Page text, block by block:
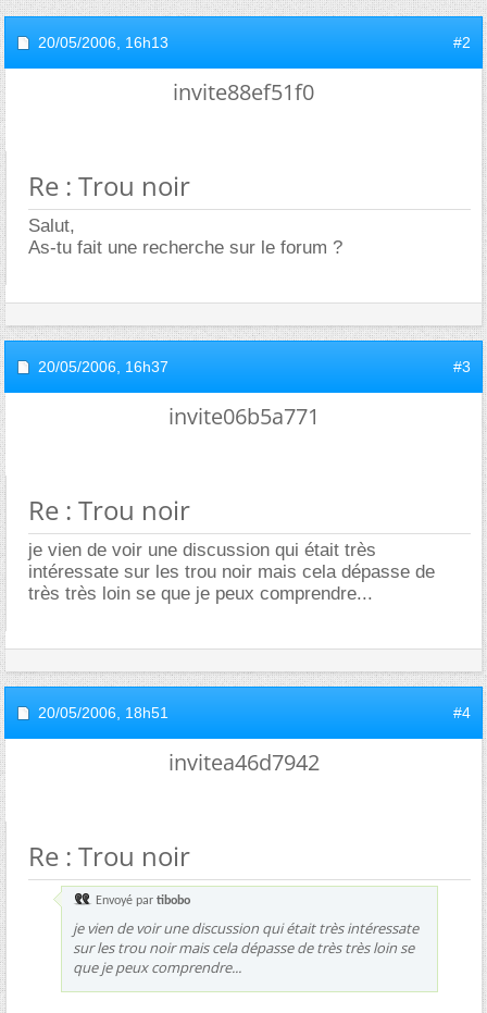
20/05/2006, 16h13 #2
invite88ef51f0
Re : Trou noir
Salut,
As-tu fait une recherche sur le forum ?
20/05/2006, 16h37 #3
invite06b5a771
Re : Trou noir
je vien de voir une discussion qui était très
intéressate sur les trou noir mais cela dépasse de
très très loin se que je peux comprendre...
20/05/2006, 18h51 #4
invitea46d7942
Re : Trou noir
Envoyé par tibobo
je vien de voir une discussion qui était très intéressate
sur les trou noir mais cela dépasse de très très loin se
que je peux comprendre...